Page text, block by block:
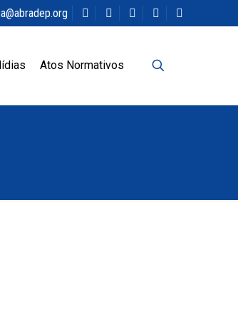
Atos Normativos